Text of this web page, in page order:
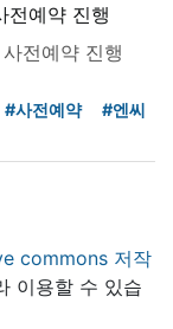
전예약 진행
#사전예약 #엔씨
commons 저작
이용할 수 있습